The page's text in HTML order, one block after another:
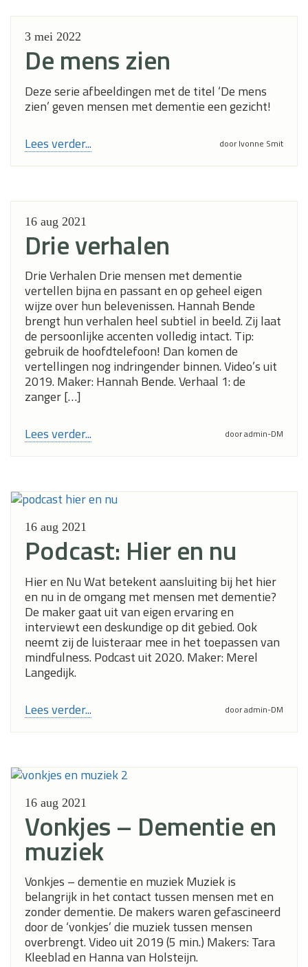
3 mei 2022
De mens zien
Deze serie afbeeldingen met de titel ‘De mens
zien’ geven mensen met dementie een gezicht!
Lees verder...
door Ivonne Smit
16 aug 2021
Drie verhalen
Drie Verhalen Drie mensen met dementie
vertellen bijna en passant en op geheel eigen
wijze over hun belevenissen. Hannah Bende
brengt hun verhalen heel subtiel in beeld. Zij laat
de persoonlijke accenten volledig intact. Tip:
gebruik de hoofdtelefoon! Dan komen de
vertellingen nog indringender binnen. Video’s uit
2019. Maker: Hannah Bende. Verhaal 1: de
zanger […]
Lees verder...
door admin-DM
16 aug 2021
Podcast: Hier en nu
Hier en Nu Wat betekent aansluiting bij het hier
en nu in de omgang met mensen met dementie?
De maker gaat uit van eigen ervaring en
interviewt een deskundige op dit gebied. Ook
neemt zij de luisteraar mee in het toepassen van
mindfulness. Podcast uit 2020. Maker: Merel
Langedijk.
Lees verder...
door admin-DM
16 aug 2021
Vonkjes – Dementie en
muziek
Vonkjes – dementie en muziek Muziek is
belangrijk in het contact tussen mensen met en
zonder dementie. De makers waren gefascineerd
door de ‘vonkjes’ die muziek tussen mensen
overbrengt. Video uit 2019 (5 min.) Makers: Tara
Kleeblad en Hanna van Holsteijn.